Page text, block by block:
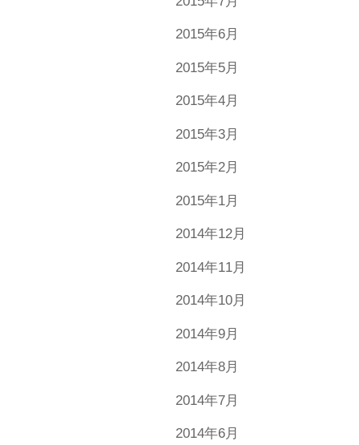
2015年6月
2015年5月
2015年4月
2015年3月
2015年2月
2015年1月
2014年12月
2014年11月
2014年10月
2014年9月
2014年8月
2014年7月
2014年6月